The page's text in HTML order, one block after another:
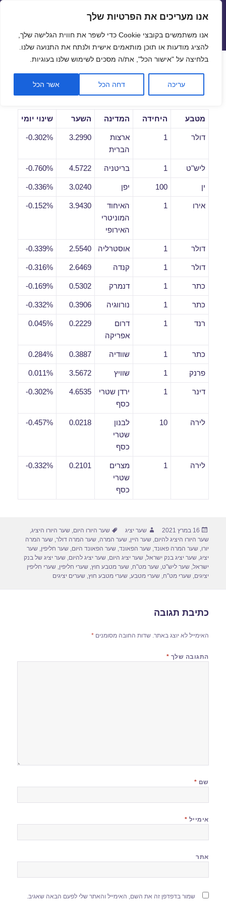
פתח
אנו מעריכים את הפרטיות שלך
אנו משתמשים בקובצי Cookie כדי לשפר את חווית הגלישה שלך,
להציג מודעות או תוכן מותאמים אישית ולנתח את התנועה שלנו.
בלחיצה על "אישור הכל", את/ה מסכים לשימוש שלנו בעוגיות.
עריכה דחה הכל אשר הכל
שערי חליפין יציגים – שער יציג
תפריטים
ווידג'טים
שערי חליפין יומיים לתאריך
16/03/2021
מטבע היחידה המדינה השער שינוי יומי
דולר 1
ארצות
הברית
3.2990
0.302%-
ליש"ט 1 בריטניה 4.5722
0.760%-
ין 100 יפן 3.0240
0.336%-
אירו 1
האיחוד
המוניטרי
האירופי
3.9430
0.152%-
דולר 1 אוסטרליה 2.5540
0.339%-
דולר 1 קנדה 2.6469
0.316%-
כתר 1 דנמרק 0.5302
0.169%-
כתר 1 נורווגיה 0.3906
0.332%-
רנד 1
דרום
אפריקה
0.2229
0.045%
כתר 1 שוודיה 0.3887
0.284%
פרנק 1 שוויץ 3.5672
0.011%
דינר 1
ירדן שטרי
כסף
4.6535
0.302%-
לירה 10
לבנון
שטרי
כסף
0.0218
0.457%-
לירה 1
מצרים
שטרי
כסף
0.2101
0.332%-
פורסם
בתאריך
16 במרץ 2021 מחבר
שער יציג תגיות
שער היורו היום,שער היורו היציג,
שער היורו היציג להיום,שער היין,שער המרה,שער המרה דולר,שער המרה
יורו,שער המרה פאונד,שער הפאונד,שער הפאונד היום,שער חליפין,שער
יציג,שער יציג בנק ישראל,שער יציג היום,שער יציג להיום,שער יציג של בנק
ישראל,שער ליש"ט,שער מט"ח,שער מטבע חוץ,שערי חליפין,שערי חליפין
יציגים,שערי מט"ח,שערי מטבע,שערי מטבע חוץ,שערים יציגים
כתיבת תגובה
האימייל לא יוצג באתר. שדות החובה מסומנים*
התגובה שלך *
שם *
אימייל *
אתר
שמור בדפדפן זה את השם, האימייל והאתר שלי לפעם הבאה שאגיב.